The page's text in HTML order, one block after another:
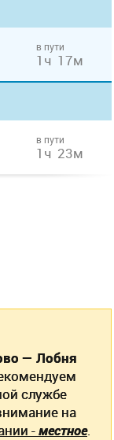
в пути
1ч 17м
в пути
1ч 23м
— Лобня
службе
на
-местное.